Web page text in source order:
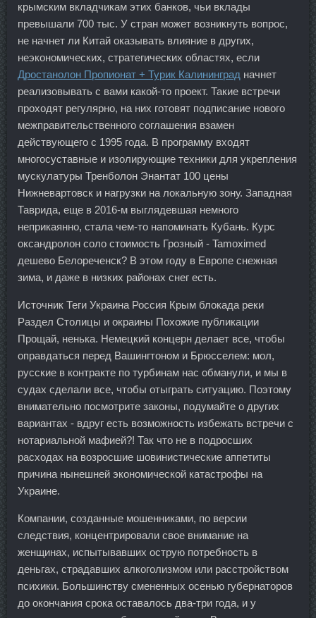
крымским вкладчикам этих банков, чьи вклады
превышали 700 тыс. У стран может возникнуть вопрос,
не начнет ли Китай оказывать влияние в других,
неэкономических, стратегических областях, если
Дростанолон Пропионат + Турик Калининград начнет
реализовывать с вами какой-то проект. Такие встречи
проходят регулярно, на них готовят подписание нового
межправительственного соглашения взамен
действующего с 1995 года. В программу входят
многосуставные и изолирующие техники для укрепления
мускулатуры Тренболон Энантат 100 цены
Нижневартовск и нагрузки на локальную зону. Западная
Таврида, еще в 2016-м выглядевшая немного
неприкаянно, стала чем-то напоминать Кубань. Курс
оксандролон соло стоимость Грозный - Tamoximed
дешево Белореченск? В этом году в Европе снежная
зима, и даже в низких районах снег есть.
Источник Теги Украина Россия Крым блокада реки
Раздел Столицы и окраины Похожие публикации
Прощай, ненька. Немецкий концерн делает все, чтобы
оправдаться перед Вашингтоном и Брюсселем: мол,
русские в контракте по турбинам нас обманули, и мы в
судах сделали все, чтобы отыграть ситуацию. Поэтому
внимательно посмотрите законы, подумайте о других
вариантах - вдруг есть возможность избежать встречи с
нотариальной мафией?! Так что не в подросших
расходах на возросшие шовинистические аппетиты
причина нынешней экономической катастрофы на
Украине.
Компании, созданные мошенниками, по версии
следствия, концентрировали свое внимание на
женщинах, испытывавших острую потребность в
деньгах, страдавших алкоголизмом или расстройством
психики. Большинству смененных осенью губернаторов
до окончания срока оставалось два-три года, и у